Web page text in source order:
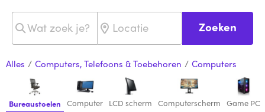
Zoeken
Alles / Computers, Telefoons & Toebehoren / Computers
Bureaustoelen Computer LCD scherm Computerscherm Game PC